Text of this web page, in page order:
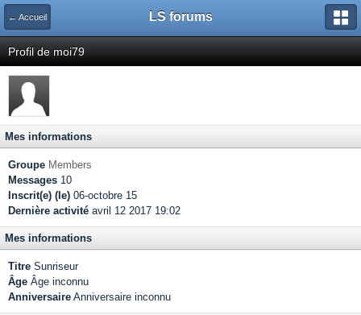
← Accueil LS forums
Profil de moi79
Mes informations
Groupe Members
Messages 10
Inscrit(e) (le) 06-octobre 15
Dernière activité avril 12 2017 19:02
Mes informations
Titre Sunriseur
Âge Âge inconnu
Anniversaire Anniversaire inconnu